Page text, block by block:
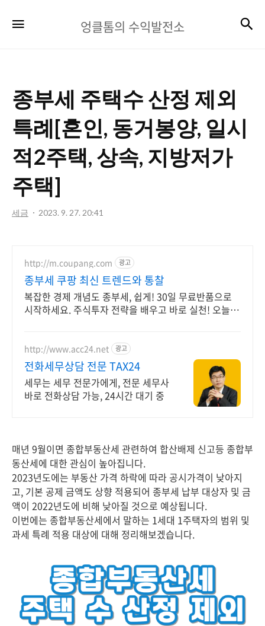
클
수
익
발
전
엉클톰의 수익발전소
종부세 주택수 산정 제외
특례[혼인, 동거봉양, 일시
적2주택, 상속, 지방저가
주택]
세금 2023. 9. 27. 20:41
http://m.coupang.com 광고
종부세 쿠팡 최신 트렌드와 통찰
복잡한 경제 개념도 종부세, 쉽게! 30일 무료반품으로
시작하세요. 주식투자 전략을 배우고 바로 실천! 오늘주
http://www.acc24.net 광고
전화세무상담 전문 TAX24
세무는 세무 전문가에게, 전문 세무사
바로 전화상담 가능, 24시간 대기 중
매년 9월이면 종합부동산세 관련하여 합산배제 신고등 종합부
동산세에 대한 관심이 높아집니다.
2023년도에는 부동산 가격 하락에 따라 공시가격이 낮아지
고, 기본 공제 금액도 상향 적용되어 종부세 납부 대상자 및 금
액이 2022년도에 비해 낮아질 것으로 예상됩니다.
이번에는 종합부동산세에서 말하는 1세대 1주택자의 범위 및
과세 특례 적용 대상에 대해 정리해보겠습니다.